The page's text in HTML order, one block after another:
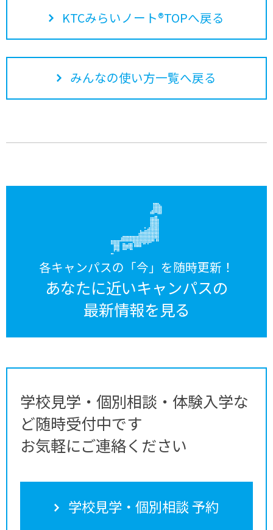
KTCみらいノート®TOPへ戻る
みんなの使い方一覧へ戻る
各キャンパスの「今」を随時更新！
あなたに近いキャンパスの
最新情報を見る
学校見学・個別相談・体験入学な
ど随時受付中です
お気軽にご連絡ください
学校見学・個別相談 予約